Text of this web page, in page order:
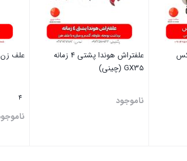
علفتراش هوندا پشتی 4 زمانه
GX35 (چینی)
ناموجود
علف
4